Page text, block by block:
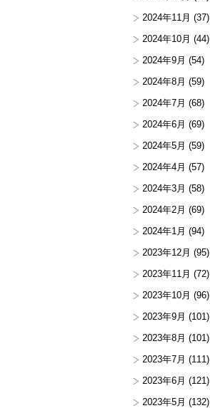
2024年11月 (37)
2024年10月 (44)
2024年9月 (54)
2024年8月 (59)
2024年7月 (68)
2024年6月 (69)
2024年5月 (59)
2024年4月 (57)
2024年3月 (58)
2024年2月 (69)
2024年1月 (94)
2023年12月 (95)
2023年11月 (72)
2023年10月 (96)
2023年9月 (101)
2023年8月 (101)
2023年7月 (111)
2023年6月 (121)
2023年5月 (132)